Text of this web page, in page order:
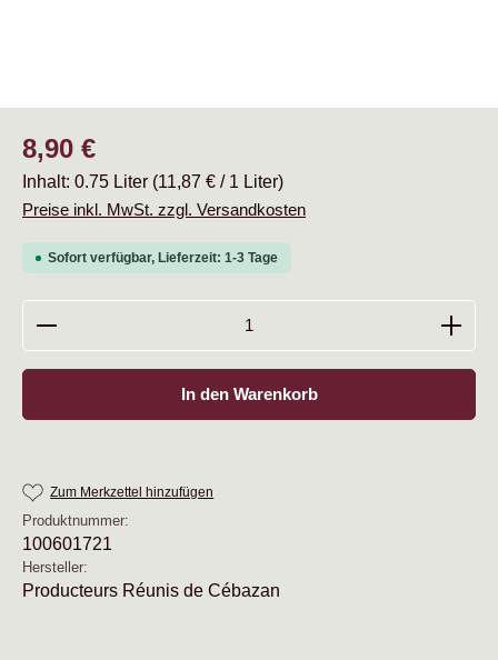
Regulärer Preis:
8,90 €
Inhalt: 0.75 Liter (11,87 € / 1 Liter)
Preise inkl. MwSt. zzgl. Versandkosten
Sofort verfügbar, Lieferzeit: 1-3 Tage
Produkt Anzahl: Gib den gewünschten Wert ein
In den Warenkorb
Zum Merkzettel hinzufügen
Produktnummer:
100601721
Hersteller:
Producteurs Réunis de Cébazan